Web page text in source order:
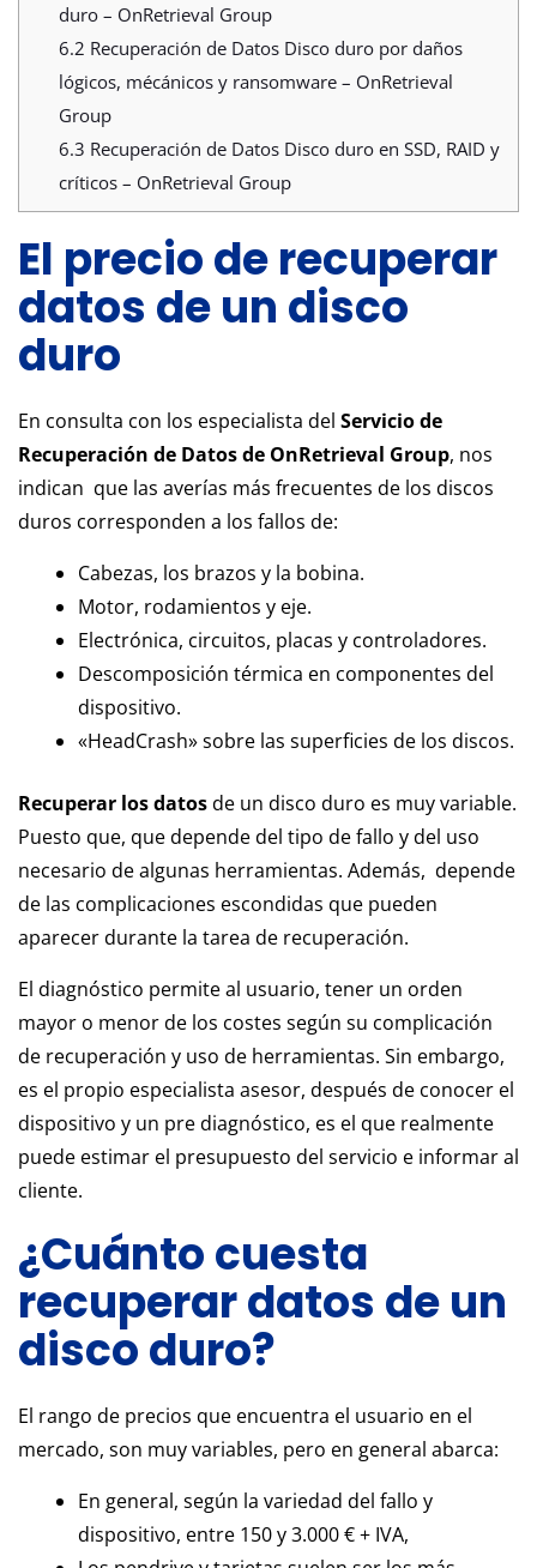
duro – OnRetrieval Group
6.2 Recuperación de Datos Disco duro por daños
lógicos, mécánicos y ransomware – OnRetrieval
Group
6.3 Recuperación de Datos Disco duro en SSD, RAID y
críticos – OnRetrieval Group
El precio de recuperar
datos de un disco
duro
En consulta con los especialista del Servicio de
Recuperación de Datos de OnRetrieval Group, nos
indican que las averías más frecuentes de los discos
duros corresponden a los fallos de:
Cabezas, los brazos y la bobina.
Motor, rodamientos y eje.
Electrónica, circuitos, placas y controladores.
Descomposición térmica en componentes del
dispositivo.
«HeadCrash» sobre las superficies de los discos.
Recuperar los datosde un disco duro es muy variable.
Puesto que, que depende del tipo de fallo y del uso
necesario de algunas herramientas. Además, depende
de las complicaciones escondidas que pueden
aparecer durante la tarea de recuperación.
El diagnóstico permite al usuario, tener un orden
mayor o menor de los costes según su complicación
de recuperación y uso de herramientas. Sin embargo,
es el propio especialista asesor, después de conocer el
dispositivo y un pre diagnóstico, es el que realmente
puede estimar el presupuesto del servicio e informar al
cliente.
¿Cuánto cuesta
recuperar datos de un
disco duro?
El rango de precios que encuentra el usuario en el
mercado, son muy variables, pero en general abarca:
En general, según la variedad del fallo y
dispositivo, entre 150 y 3.000 € + IVA,